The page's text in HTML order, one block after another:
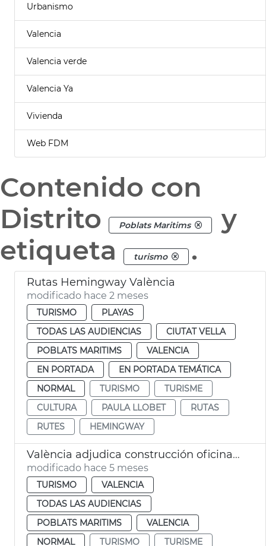
Urbanismo
Valencia
Valencia verde
Valencia Ya
Vivienda
Web FDM
Contenido con
Distrito
Poblats Maritims
y
etiqueta
turismo .
Rutas Hemingway València
modificado hace 2 meses
TURISMO
PLAYAS
TODAS LAS AUDIENCIAS
CIUTAT VELLA
POBLATS MARITIMS
VALENCIA
EN PORTADA
EN PORTADA TEMÁTICA
NORMAL
TURISMO
TURISME
CULTURA
PAULA LLOBET
RUTAS
RUTES
HEMINGWAY
València adjudica construcción oficina turismo modular playa las Arenas
modificado hace 5 meses
TURISMO
VALENCIA
TODAS LAS AUDIENCIAS
POBLATS MARITIMS
VALENCIA
NORMAL
TURISMO TURISME